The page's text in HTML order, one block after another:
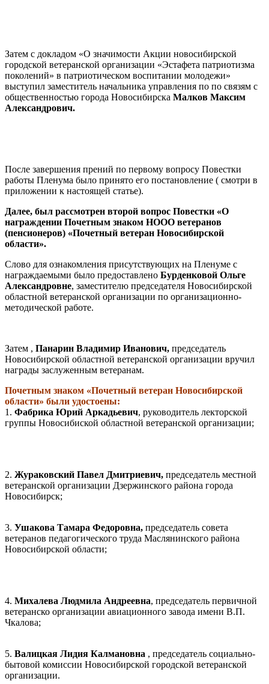
Затем с докладом «О значимости Акции новосибирской
городской ветеранской организации «Эстафета патриотизма
поколений» в патриотическом воспитании молодежи»
выступил заместитель начальника управления по по связям с
общественностью города Новосибирска Малков Максим
Александрович.
После завершения прений по первому вопросу Повестки
работы Пленума было принято его постановление ( смотри в
приложении к настоящей статье).
Далее, был рассмотрен второй вопрос Повестки «О
награждении Почетным знаком НООО ветеранов
(пенсионеров) «Почетный ветеран Новосибирской
области».
Слово для ознакомления присутствующих на Пленуме с
награждаемыми было предоставлено Бурденковой Ольге
Александровне, заместителю председателя Новосибирской
областной ветеранской организации по организационно-
методической работе.
Затем , Панарин Владимир Иванович, председатель
Новосибирской областной ветеранской организации вручил
награды заслуженным ветеранам.
Почетным знаком «Почетный ветеран Новосибирской
области» были удостоены:
1. Фабрика Юрий Аркадьевич, руководитель лекторской
группы Новосибиской областной ветеранской организации;
2. Жураковский Павел Дмитриевич, председатель местной
ветеранской организации Дзержинского района города
Новосибирск;
3. Ушакова Тамара Федоровна, председатель совета
ветеранов педагогического труда Маслянинского района
Новосибирской области;
4. Михалева Людмила Андреевна, председатель первичной
ветеранско организации авиационного завода имени В.П.
Чкалова;
5. Валицкая Лидия Калмановна , председатель социально-
бытовой комиссии Новосибирской городской ветеранской
организации.